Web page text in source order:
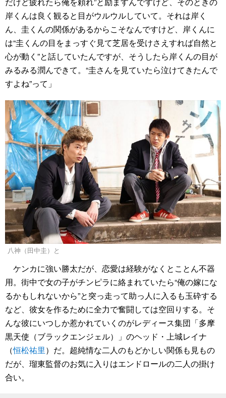
岸くんは良く観ると目がウルウルしていて。それは岸く
ん、圭くんの関係があるからこそなんですけど、岸くんに
は“圭くんの目をまっすぐ見て芝居を受けさえすれば自然と
心が動く”と話していたんですが、そうしたら岸くんの目が
みるみる潤んできて。“圭さんを見ていたら泣けてきたんで
すよね”って」
八神（田中圭）と
ケンカに強い勝太だが、恋愛は経験がなくとことん不器
用。街中で女の子がチンピラに絡まれていたら“俺の嫁にな
るかもしれないから”と突っ走って助っ人に入るも玉砕する
など、彼女を作るために全力で奮闘しては空回りする。そ
んな彼にいつしか惹かれていくのがレディース集団「多摩
黒天使（ブラックエンジェル）」のヘッド・上城レイナ
（恒松祐里）だ。超純情な二人のもどかしい関係も見もの
だが、瑠東監督のお気に入りはエンドロールの二人の掛け
合い。